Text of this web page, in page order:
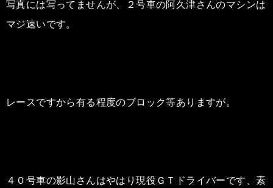
写真には写ってませんが、２号車の阿久津さんのマシンは
マジ速いです。
レースですから有る程度のブロック等ありますが。
４０号車の影山さんはやはり現役ＧＴドライバーです、素